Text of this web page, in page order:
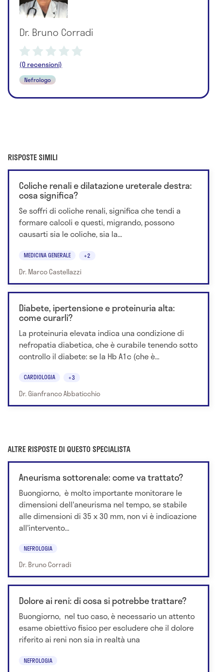
Dr. Bruno Corradi
(0 recensioni)
Nefrologo
RISPOSTE SIMILI
Coliche renali e dilatazione ureterale destra:
cosa significa?
Se soffri di coliche renali, significa che tendi a
formare calcoli e questi, migrando, possono
causarti sia le coliche, sia la...
MEDICINA GENERALE +2
Dr. Marco Castellazzi
Diabete, ipertensione e proteinuria alta:
come curarli?
La proteinuria elevata indica una condizione di
nefropatia diabetica, che è curabile tenendo sotto
controllo il diabete: se la Hb A1c (che è...
CARDIOLOGIA +3
Dr. Gianfranco Abbaticchio
ALTRE RISPOSTE DI QUESTO SPECIALISTA
Aneurisma sottorenale: come va trattato?
Buongiorno, è molto importante monitorare le
dimensioni dell'aneurisma nel tempo, se stabile
alle dimensioni di 35 x 30 mm, non vi è indicazione
all'intervento...
NEFROLOGIA
Dr. Bruno Corradi
Dolore ai reni: di cosa si potrebbe trattare?
Buongiorno, nel tuo caso, è necessario un attento
esame obiettivo fisico per escludere che il dolore
riferito ai reni non sia in realtà una
NEFROLOGIA